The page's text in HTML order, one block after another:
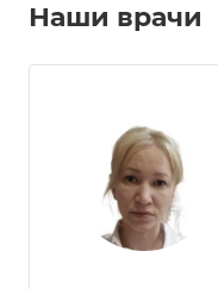
Наши врачи